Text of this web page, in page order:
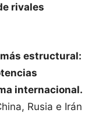
rivales
estructural:
internacional.
Rusia e Irán